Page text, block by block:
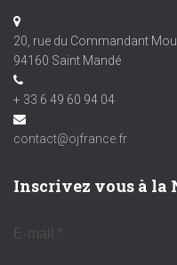
20, rue du Commandant
94160 Saint Mandé
+ 33 6 49 60 94 04
contact@ojfrance.fr
Inscrivez vous à la
E-mail *